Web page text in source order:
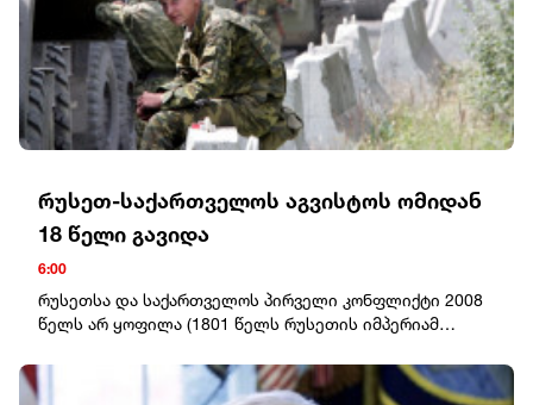
საავტომობილო ტექნიკა და საწვავის ავზი – 131 068
(+386), სპეციალური ტექნიკა – 4 502 (+6).
რუსეთ-საქართველოს აგვისტოს ომიდან
18 წელი გავიდა
6:00
რუსეთსა და საქართველოს პირველი კონფლიქტი 2008 წელს არ ყოფილა (1801 წელს რუსეთის იმპერიამ ქართლ-კახეთის სამეფო გააუქმა; 1810 წელს – იმერეთის სამეფო, 1828 წელს – გურიის, 1857 წელს – სვანეთის სამთავრო, 1864 წელს – აფხაზეთის, 1867 წელს კი – სამეგრელოს სამთავრო ოფიციალურად გააუქმა; 1921 წლის თებერვალში საქართველოში “წითელი არმია” შემოიჭრა, რასაც 70-წლიანი საბჭოთა მმართველობა მოჰყვა; 1924 წელს კომუნისტებმა დამოუკიდებლობისთვის მებრძოლი ათასობით ქართველი დახვრიტეს; მასობრივი რეპრესიები განხორციელდა 1937 წელსაც; 1989 წლის 9 აპრილს თავისუფლების მოედანზე, საბჭოთა სადამსჯელო რაზმის შემოსვლას 21 მშვიდობიანი დემონსტრანტის დაღუპვა მოჰყვა; რუსეთის დახმარებით, 1992 წელს საქართველოს – სამაჩაბლო, ხოლო 1993 წელს – აფხაზეთი გამოეყო, აღნიშნულ რეგიონებში ეთნიკური წმენდა განხორციელდა, თუმცა მაშინ და 2008 წლამდე ეს “ქართულ-აფხაზურ”‘და “ქართულ-ოსურ” ეთნიკურ კონფლიქტებად მოინათლა), თუმცა ამ დაპირისპირებას პირველად, ოფიციალურად ეწოდა “რუსეთ-საქართველოს” ომი და საერთაშორისო პრაქტიკაში დაიწყო დამკვიდრება ტერმინმა “ოკუპაცია”.2008 წლის აგვისტოს ომის შემდეგ, 26 აგვისტოს რუსეთის მაშინდელმა პრეზიდენტმა დიმიტრი მედვედევმა საქართველოს ორი რეგიონის – აფხაზეთის და ე.წ. სამხრეთ ოსეთის “დამოუკიდებლობა” გამოაცხადა. “მცოცავი ოკუპაცია”, ტერიტორიების მიტაცება და ადამიანების გატაცება დღემდე გრძელდება.2008 წლის აგვისტოს ომში დაღუპულ სამხედრო მოსამსახურეთა სიამ.შ. ოფიცერი: 22კაპრალ/სერჟანტი: 133რიგითი: 1რეზერვისტი: 10სამოქალაქო პირი: 3კაპიტან-ლეიტენანტი ჭიტაძე თეიმურაზ თამაზის ძე – სამხედრო საზღვაო-ძალებიკაპრალი დათუაშვილი ზვიად რევაზის ძე – სამხედრო საზღვაო-ძალებიკაპრალი ფიჩხაია თემურ გოგის ძე – სამხედრო საზღვაო-ძალებიკაპრალი ღვინჯილია გიორგი ნუგზარის ძე – სამხედრო საზღვაო-ძალებიკაპრალი ბარბაქაძე ზვიად ზურაბის ძე – სამხედრო საზღვაო-ძალებიკაპიტანი ბალხამიშვილი ალბერტ უშანგის ძე – სამხედრო-საჰაერო ძალებისერჟანტი დევნოზაშვილი ნოდარ ეფრემის ძე – სამხედრო-საჰაერო ძალებიავიაციის უმცროსი სერჟანტი ნანუაშვილი გიორგი ჯიმშერის ძე – სამხედრო-საჰაერო ძალებიკაპრალი ბასილაძე ბადრი გიორგის ძე – სამხედრო-საჰაერო ძალებიკაპრალი ტრაპაიძე შალვა გურამის ძე – I ქვეითი ბრიგადაკაპრალი თაყაძე ვიტალი ილიას ძე – I ქვეითი ბრიგადაკაპრალი ბეკურაშვილი მამუკა გოჩას ძე – I ქვეითი ბრიგადალეიტენანტი ხურციძე შოთა ოლეგის ძე – I ქვეითი ბრიგადაკაპრალი შაინიძე ასლან ჯემალის ძე – I ქვეითი ბრიგადაკაპრალი ნიკიტინი თამაზ ედუარდის ძე – II ქვეითი ბრიგადაუმცროსი სერჟანტი ფანცულაია მამია თამაზის ძე – II ქვეითი ბრიგადაკაპრალი თეფანია ლევან ოთარის ძე – II ქვეითი ბრიგადაუმცროსი სერჟანტი დიასამიძე ედნარ დურსუნის ძე – II ქვეითი ბრიგადაკაპრალი ჯაილოვა დიმიტრი ოთარის ძე – II ქვეითი ბრიგადაკაპრალი ბოკუჩავა თემურ ტარიელის ძე – II ქვეითი ბრიგადაკაპრალი სამაკაშვილი მამუკა ნუგზარის ძე – II ქვეითი ბრიგადაკაპრალი შაინიძე ამირან ნოდარის ძე – II ქვეითი ბრიგადაკაპრალი აბაშიძე მალხაზ ილიას ძე – II ქვეითი ბრიგადაკაპრალი ბალაშვილი ზურაბ გივის ძე – II ქვეითი ბრიგადაკაპრალი დვალიშვილი მიხეილ დავითის ძე – II ქვეითი ბრიგადაკაპრალი ბერიძე თეიმურაზ ბეჟანის ძე – II ქვეითი ბრიგადაკაპრალი შეყლაშვილი ილია ვაჟას ძე – II ქვეითი ბრიგადაუმცროსი სერჟანტი თურმანიძე ფრიდონ გიორგის ძე – II ქვეითი ბრიგადასერჟანტი შაინიძე ვაჟა ნოდარის ძე – II ქვეითი ბრიგადაუმცროსი სერჟანტი გელდიაშვილი ანზორ ვახტანგის ძე – II ქვეითი ბრიგადაუმცროსი სერჟანტი კოხრეიძე ლევან რეზოს ძე – II ქვეითი ბრიგადაუმცროსი სერჟანტი ონიანი ალექსანდრე ვალოდის ძე – II ქვეითი ბრიგადაკაპრალი წულაძე რუსლან ვილორიკის ძე – II ქვეითი ბრიგადაკაპრალი ფორჩხიძე ნიკოლოზ ჯონდოს ძე – II ქვეითი ბრიგადაკაპრალი კუპატაძე შმაგი როლანდის ძე – II ქვეითი ბრიგადაკაპრალი კაცაძე ზვიად სერგოს ძე – II ქვეითი ბრიგადაკაპრალი ჯანელიძე ირაკლი ვაჟას ძე – II ქვეითი ბრიგადაკაპრალი ბარამია მარლენ ტარიელის ძე – II ქვეითი ბრიგადასერჟანტი მელქაძე ლევან თამაზის ძე – II ქვეითი ბრიგადაკაპიტანი ლაგურაშვილი ლერი თენგიზის ძე – II ქვეითი ბრიგადაკაპრალი მანძულაშვილი ლევან ოლეგის ძე – II ქვეითი ბრიგადაკაპრალი წილოსანი ემზარ შუქრის ძე - II ქვეითი ბრიგადაავიაციის უმცროსი სერჟანტი კაკაურიძე ფელიქს მიტუშას ძე - II ქვეითი ბრიგადაკაპრალი ზოიძე რომანი ლევანის ძე- II ქვეითი ბრიგადაკაპრალი კოშაძე კახა აკაკის ძე- II ქვეითი ბრიგადაუმცროსი სერჟანტი გოგნაძე ვალერი სულიკოს ძე- II ქვეითი ბრიგადაუმცროსი სერჟანტი ეფაძე ზურაბ ავთანდილის ძე – III ქვეითი ბრიგადაუმცროსი სერჟანტი გაბუნია ილია ივანეს ძე – II ქვეითი ბრიგადაკაპრალი ტატუაშვილი გიორგი ზაურის ძე – III ქვეითი ბრიგადაკაპრალი ზაზაშვილი ალექსანდრე პავლეს ძე – III ქვეითი ბრიგადაკაპრალი ქამაშიძე ავთანდილ იოსების ძე – III ქვეითი ბრიგადაკაპრალი ხარჩილავა კობა რევაზის ძე – III ქვეითი ბრიგადაკაპრალი ბალახაშვილი არტემ გურამის ძე – III ქვეითი ბრიგადაუმცროსი სერჟანტი თუთისანი მერაბ მურმანის ძე – III ქვეითი ბრიგადაკაპრალი ციცქიშვილი ვალერი რეზოს ძე – III ქვეითი ბრიგადაკაპრალი გოგორიშვილი გიგა ტიტეს ძე – III ქვეითი ბრიგადაუმცროსი სერჟანტი კოპალიანი პაატა ჯეირანის ძე – III ქვეითი ბრიგადაუმცროსი სერჟანტი ბრეგაძე ფრიდონ ავთანდილის ძე – III ქვეითი ბრიგადაკაპიტანი ახობაძე მერაბ ტარიელის ძე – IV ქვეითი ბრიგადაკაპიტანი სერგია კობა იურის ძე – IV ქვეითი ბრიგადაკაპიტანი კირაკოზაშვილი გიორგი ოთარის ძე- IV ქვეითი ბრიგადამაიორი დოლიძე შალვა ზაურის ძე – IV ქვეითი ბრიგადასერჟანტი მგალობლიშვილი ფილიპე ჰამლეტის ძე – IV ქვეითი ბრიგადაუფროსი ლეიტენანტი ბაბუციძე ილია გიორგის ძე – IV ქვეითი ბრიგადაუფროსი ლეიტენანტი ნადარეიშვილი გიორგი გენადის ძე- IV ქვეითი ბრიგადალეიტენანტი ბარდაველიძე ალია მერაბის ძე- IV ქვეითი ბრიგადაკაპრალი დევდარიანი ლევან ცაგოს ძე- IV ქვეითი ბრიგადაკაპრალი ბაზაძე ირაკლი ომარის ძე- IV ქვეითი ბრიგადაკაპრალი თენიეშვილი ზაურ ჯუმბერის ძე- IV ქვეითი ბრიგადაკაპრალი ლომიძე ავედიკ ვახტანგის ძე- IV ქვეითი ბრიგადაკაპრალი ყალაბეგიშვილი ნიკა გაბრიელის ძე- IV ქვეითი ბრიგადა-70კაპრალი ჯიქია დავით დაზმერის ძე- IV ქვეითი ბრიგადაკაპრალი დადვანი საბა შამილის ძე – IV ქვეითი ბრიგადაკაპრალი ირემაძე მურთაზ გურამის ძე – IV ქვეითი ბრიგადაკაპრალი გზირიშვილი ვახტანგ ბადრის ძე – IV ქვეითი ბრიგადაკაპრალი დვალიშვილი დავით რობერტის ძე – IV ქვეითი ბრიგადაკაპრალი დოიჯაშვილი ონისე ლევანის ძე – IV ქვეითი ბრიგადაკაპრალი მჟავანაძე რაულ ასლანის ძე – IV ქვეითი ბრიგადაკაპრალი ჩადუნელი დევი ჯონდოს ძე – IV ქვეითი ბრიგადაკაპრალი ქარჩავა გოგიტა ნუგზარის ძე – IV ქვეითი ბრიგადაკაპრალი მახარაშვილი ზაურ მურმანის ძე – IV ქვეითი ბრიგადა-80კაპრალი წურწუმია კობა ამირანის ძე – IV ქვეითი ბრიგადაკაპრალი ჯავახიშვილი გიორგი გენადის ძე – IV ქვეითი ბრიგადაკაპრალი ღვინიაშვილი სოსო თენგიზის ძე – IV ქვეითი ბრიგადაკაპრალი ბერიკაშვილი გიორგი მიხეილის ძე – IV ქვეითი ბრიგადაკაპრალი დავითაშვილი ვლადიმერ უშანგის ძე – IV ქვეითი ბრიგადაკაპრალი იოსებიძე ლევან შუქურის ძე- IV ქვეითი ბრიგადაკაპრალი ახალკაცი რეზო გიორგის ძე- IV ქვეითი ბრიგადაკაპრალი აბრამიშვილი ზურაბ გიორგის ძე- IV ქვეითი ბრიგადაუფროსი სერჟანტი ფერაძე ზაზა თენგიზის ძე – IV ქვეითი ბრიგადაუმცროსი სერჟანტი სოფრომაძე უშანგი ომარის ძე- I ქვეითი ბრიგადამაიორი ჭედია გელა გივის ძე – V ქვეითი ბრიგადასამედიცინო სამსახურის სერჟანტი ჭელიძე მერაბ თამაზის ძე – V ქვეითი ბრიგადაკაპრალი ღვინიაშვილი გიორგი თენგიზის ძე – V ქვეითი ბრიგადაკაპრალი მამალაძე ამირან გურამის ძე – V ქვეითი ბრიგადაკაპრალი ტოროშელიძე ჯიმშერ იაშას ძე – საინჟინრო ბრიგადაკაპრალი მურადაშვილი გიორგი პაატას ძე – საინჟინრო ბრიგადასერჟანტი ახალკაცი ზაზა ბეგლარის ძე – საინჟინრო ბრიგადაპოლკოვნიკი ელიზბარაშვილი დავით ვალიკოს ძე – საინჟინრო ბრიგადაუფროსი სერჟანტი ბერიანიძე არჩილ ვახტანგის ძე – ცალკეული ჯავშანსატანკო ბატალიონისერჟანტი ბადრიაშვილი გიორგი ნოდარის ძე – ცალკეული ჯავშანსატანკო ბატალიონი -100უფროსი სერჟანტი მელიქიძე თამაზ არდიკოს ძე – ცალკეული ჯავშანსატანკო ბატალიონიკაპრალი კვალიაშვილი ივანე მალხაზის ძე – ცალკეული ჯავშანსატანკო ბატალიონიკაპრალი განჯელაშვილი ვასილ გივის ძე – ცალკეული ჯავშანსატანკო ბატალიონიკაპრალი რომელაშვილი გიორგი ირაკლის ძე – ცალკეული ჯავშანსატანკო ბატალიონიკაპრალი დოთიაშვილი ზაზა ზაურის ძე – ცალკეული ჯავშანსატანკო ბატალიონიკაპრალი კურდღელაშვილი ჯიმშერ ელგუჯას ძე – ცალკეული ჯავშანსატანკო ბატალიონიკაპრალი მამუკაშვილი გიორგი ვალერის ძე – ცალკეული ჯავშანსატანკო ბატალიონიკაპრალი კვირიკაშვილი ზაქარია იოსების ძე – ცალკეული ჯავშანსატანკო ბატალიონისერჟანტი ინაური ელგუჯა ნოდარის ძე – ცალკეული ჯავშანსატანკო ბატალიონიკაპრალი ურიგაშვილი ზურაბ თამაზის ძე – ცალკეული ჯავშანსატანკო ბატალიონიკაპრალი მეხატურიშვილი იოსებ გურამის ძე – ცალკეული ჯავშანსატანკო ბატალიონიკაპრალი მიჩიტაშვილი მზეჭაბუკ ტარიელის ძე – ცალკეული ჯავშანსატანკო ბატალიონიკაპრალი ერაშვილი გიზო გურამის ძე – ცალკეული ჯავშანსატანკო ბატალიონიკაპრალი წულაია გიზო გულივერის ძე – ცალკეული ჯავშანსატანკო ბატალიონიკაპრალი ელიკაშვილი ივანე ნუგზარის ძე – ცალკეული ჯავშანსატანკო ბატალიონიუფროსი სერჟანტი მაკრახიძე გოგიტა გურამის ძე – ცალკეული ჯავშანსატანკო ბატალიონიკაპრალი ქარელი ოთარ პაატას ძე – ცალკეული ჯავშანსატანკო ბატალიონისერჟანტი ცერცვაძე მიხეილ ქიშვარდის ძე – ცალკეული ჯავშანსატანკო ბატალიონიკაპრალი შაინიძე გიორგი დავითის ძე – ცალკეული მსუბუქი ქვეითი ბატალიონიუმცროსი სერჟანტი ასლანიძე ომარ ლეოს ძე – ცალკეული მსუბუქი ქვეითი ბატალიონისერჟანტი თავგორაშვილი კახაბერ გიორგის ძე – სპეციალური ოპერაციების დაჯგუფებას/პირი რაზმაძე ამირან ავთანდილის ძე – ჯარების ლოგისტიკური უზრუნველყოფის დეპარტამენტირეზერვისტი ხურცილავა დათა ბესიკის ძე – ეროვნული გვარდიარეზერვისტი ჭითანავა გოგა ტარიელის ძე – ეროვნული გვარდიარეზერვისტი კიკალეიშვილი ოთარ ბახვას ძე – ეროვნული გვარდიარეზერვისტი გაბუნია შალვა ემზარის ძე – ეროვნული გვარდიარეზერვისტი ბერაია გოგა რევაზის ძე – ეროვნული გვარდიარეზერვისტი იოსავა მიხეილ ბესიკის ძე – ეროვნული გვარდიარეზერვისტი ჭოჭუა ლევანი მძლავრის ძე – ეროვნული გვარდიარეზერვისტი მორბედაძე ირაკლი ოთარის ძე – ეროვნული გვარდიარეზერვისტი ბოჭოიძე ზაზა სავლეს ძე – ეროვნული გვარდიარეზერვისტი-კობა ჯაშაშვილი - ეროვნული გვარდიაკაპრალი ბლიაძე დავით ბუხუტის ძე - IV ქვეითი ბრიგადაკაპრალი ქამაშიძე ტარიელ მიხეილის ძე- IV ქვეითი ბრიგადალეიტენანტი მამისაშვილი რეზო გელას ძე- IV ქვეითი ბრიგადაკაპრალი წიქარიშვილი გიორგი ზაზას ძე- IV ქვეითი ბრიგადაკაპრალი ჭაღალიძე თენგიზ შოთას ძე- IV ქვეითი ბრიგადაკაპრალი გლუნჩაძე ზაზა თენგიზის ძე- IV ქვეითი ბრიგადაკაპიტანი ყულოშვილი ერეკლე მიხეილის ძე- IV ქვეითი ბრიგადაკაპიტანი თანდაშვილი ალექსანდრე დიმიტრის ძე- IV ქვეითი ბრიგადაკაპრალი გოროზია სერგეი კონსტანტინეს ძე-IV ქვეითი ბრიგადაკაპრალი მიდელაშვილი ლევანი ავთანდილის ძე – IV ქვეითი ბრიგადასამედიცინო სამსახურის უმცროსი ლეიტენანტი ბეგიაშვილი ზურაბ თემურის ძე- IV ქვეითი ბრიგადაუმცროსი სერჟანტი ანწუხელიძე გიორგი ზაურის ძე – IV ქვეითი ბრიგ